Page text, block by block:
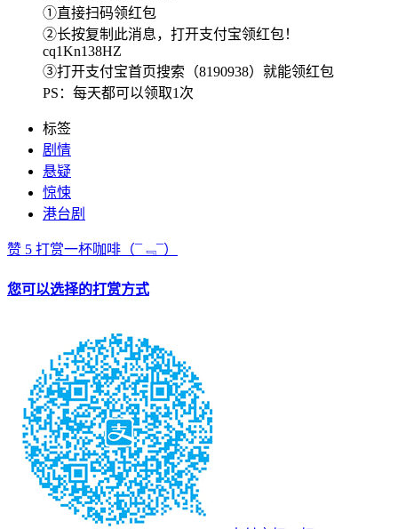
①直接扫码领红包
②长按复制此消息，打开支付宝领红包！
cq1Kn138HZ
③打开支付宝首页搜索（8190938）就能领红包
PS：每天都可以领取1次
标签
剧情
悬疑
惊悚
港台剧
赞 5 打赏一杯咖啡 （¯﹃¯）
您可以选择的打赏方式